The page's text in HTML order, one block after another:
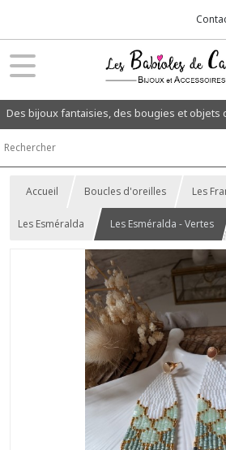
Accueil Boucles d'oreilles Les
Les Esméralda Les Esméralda - Vertes